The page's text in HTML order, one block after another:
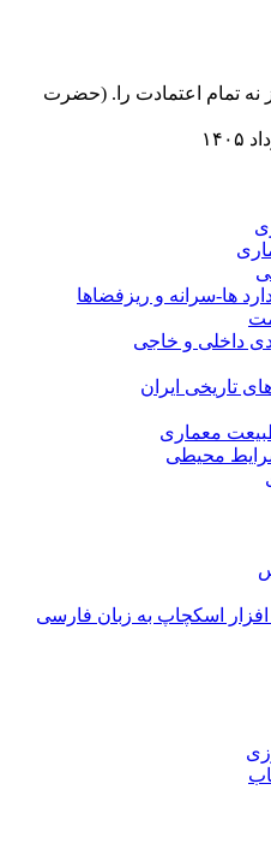
نه تمام اعتمادت را. (حضرت
ها-سرانه و ریزفضاها
داخلی و خاجی
تاریخی ایران
معماری
محیطی
اسکچاپ به زبان فارسی